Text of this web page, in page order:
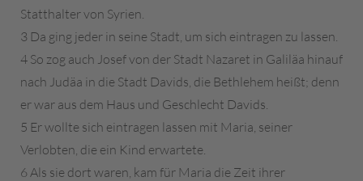
Statthalter von Syrien.
3 Da ging jeder in seine Stadt, um sich eintragen zu lassen.
4 So zog auch Josef von der Stadt Nazaret in Galiläa hinauf
nach Judäa in die Stadt Davids, die Bethlehem heißt; denn
er war aus dem Haus und Geschlecht Davids.
5 Er wollte sich eintragen lassen mit Maria, seiner
Verlobten, die ein Kind erwartete.
6 Als sie dort waren, kam für Maria die Zeit ihrer